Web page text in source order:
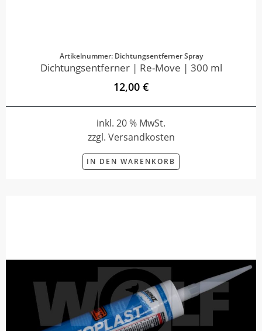
Artikelnummer: Dichtungsentferner Spray
Dichtungsentferner | Re-Move | 300 ml
12,00 €
inkl. 20 % MwSt.
zzgl. Versandkosten
IN DEN WARENKORB